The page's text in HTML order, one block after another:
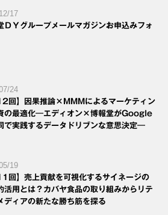
17
ＤＹグループメールマガジンお申込みフォ
24
回】因果推論×MMMによるマーケティン
の最適化―エディオン×博報堂がGoogle
で実践するデータドリブンな意思決定―
19
回】売上貢献を可視化するサイネージの
活用とは？カバヤ食品の取り組みからリテ
ディアの新たな勝ち筋を探る